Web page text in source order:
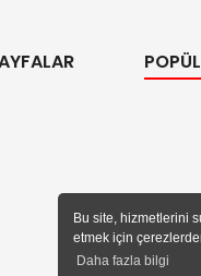
Bu site, hizmetlerini
etmek için
Daha fazla bilgi